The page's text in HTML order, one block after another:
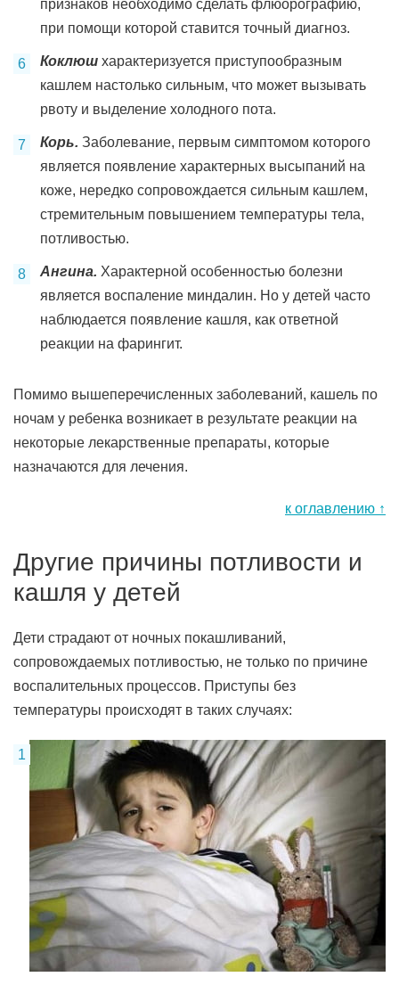
признаков необходимо сделать флюорографию,
при помощи которой ставится точный диагноз.
Коклюш характеризуется приступообразным
кашлем настолько сильным, что может вызывать
рвоту и выделение холодного пота.
Корь. Заболевание, первым симптомом которого
является появление характерных высыпаний на
коже, нередко сопровождается сильным кашлем,
стремительным повышением температуры тела,
потливостью.
Ангина. Характерной особенностью болезни
является воспаление миндалин. Но у детей часто
наблюдается появление кашля, как ответной
реакции на фарингит.
Помимо вышеперечисленных заболеваний, кашель по
ночам у ребенка возникает в результате реакции на
некоторые лекарственные препараты, которые
назначаются для лечения.
к оглавлению ↑
Другие причины потливости и
кашля у детей
Дети страдают от ночных покашливаний,
сопровождаемых потливостью, не только по причине
воспалительных процессов. Приступы без
температуры происходят в таких случаях: